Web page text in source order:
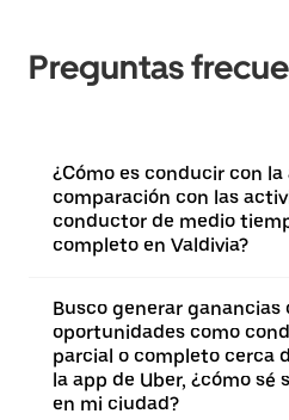
Preguntas
¿Cómo es conducir con la
comparación con las
conductor de medio
completo en Valdivia?
Busco generar ganancias
oportunidades como
parcial o completo cerca
la app de Uber, ¿cómo sé
en mi ciudad?